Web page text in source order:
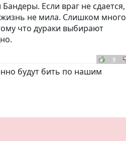
Если враг не сдается,
не мила. Слишком много
что дураки выбирают
0
будут бить по нашим